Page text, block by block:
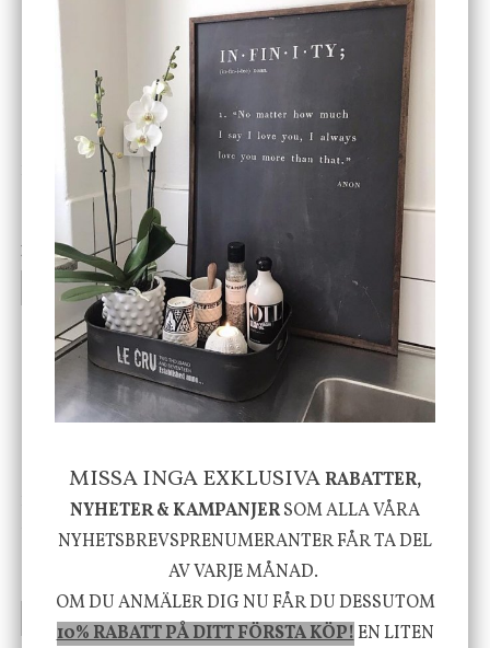
ENDAST 1 ST KVAR I LAGER
Cloudy kruka mini, vit
199 kr
INFO KÖP
Bordslampa Mushroom
vit, Utomhus
499 kr
INFO KÖP
House Doctor
-20%
INFO KÖP
Nicolas Vahé
Serveringsfat, Ostron,
Stengods
415 kr
INFO KÖP
MISSA INGA EXKLUSIVARABATTER,
NYHETER & KAMPANJERSOM ALLA VÅRA
NYHETSBREVSPRENUMERANTER FÅR TA DEL
AV VARJE MÅNAD.
OM DU ANMÄLER DIG NU FÅR DU DESSUTOM
10% RABATT PÅ DITT FÖRSTA KÖP!EN LITEN